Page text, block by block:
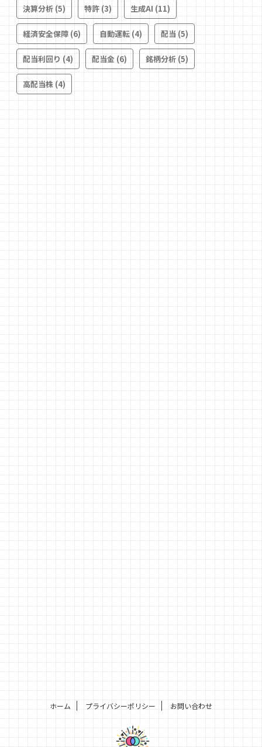
決算分析 (5) 特許 (3) 生成AI (11)
経済安全保障 (6) 自動運転 (4) 配当 (5)
配当利回り (4) 配当金 (6) 銘柄分析 (5)
高配当株 (4)
ホーム プライバシーポリシー お問い合わせ